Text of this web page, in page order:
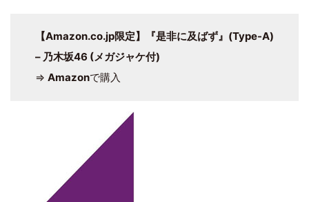
【Amazon.co.jp限定】『是非に及ばず』(Type-A)
– 乃木坂46 (メガジャケ付)
⇒ Amazonで購入